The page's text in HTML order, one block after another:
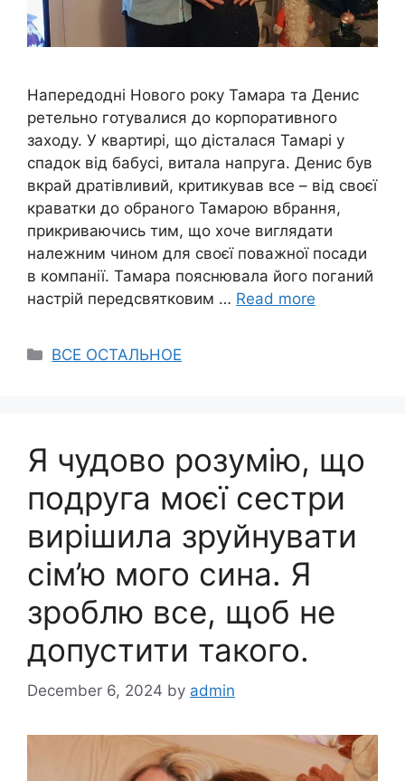
Напередодні Нового року Тамара та Денис
ретельно готувалися до корпоративного
заходу. У квартирі, що дісталася Тамарі у
спадок від бабусі, витала напруга. Денис був
вкрай дратівливий, критикував все – від своєї
краватки до обраного Тамарою вбрання,
прикриваючись тим, що хоче виглядати
належним чином для своєї поважної посади
в компанії. Тамара пояснювала його поганий
настрій передсвятковим … Read more
Categories
ВСЕ ОСТАЛЬНОЕ
Я чудово розумію, що
подруга моєї сестри
вирішила зруйнувати
сім’ю мого сина. Я
зроблю все, щоб не
допустити такого.
December 6, 2024 by admin